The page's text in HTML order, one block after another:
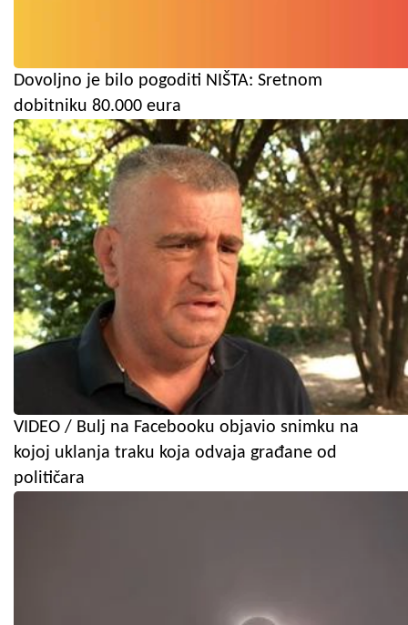
Dovoljno je bilo pogoditi NIŠTA: Sretnom
dobitniku 80.000 eura
VIDEO / Bulj na Facebooku objavio snimku na
kojoj uklanja traku koja odvaja građane od
političara